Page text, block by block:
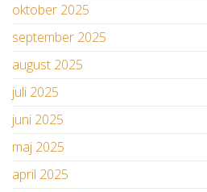
oktober 2025
september 2025
august 2025
juli 2025
juni 2025
maj 2025
april 2025